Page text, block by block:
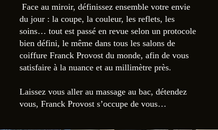
Face au miroir, définissez ensemble votre envie
du jour : la coupe, la couleur, les reflets, les
soins… tout est passé en revue selon un protocole
bien défini, le même dans tous les salons de
coiffure Franck Provost du monde, afin de vous
satisfaire à la nuance et au millimètre près.
Laissez vous aller au massage au bac, détendez
vous, Franck Provost s’occupe de vous…